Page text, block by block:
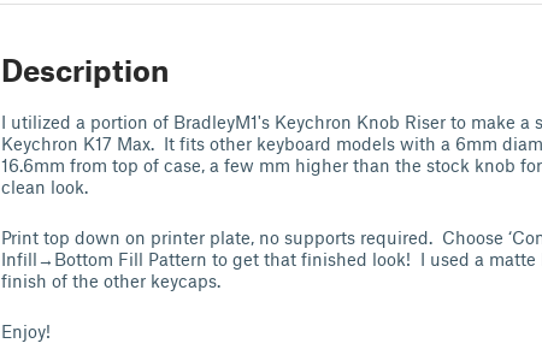
Description
I utilized a portion of BradleyM1's Keychron Knob Riser to make
Keychron K17 Max. It fits other keyboard models with a 6mm
16.6mm from top of case, a few mm higher than the stock knob
clean look.
Print top down on printer plate, no supports required. Choose
Infill→Bottom Fill Pattern to get that finished look! I used a matte
finish of the other keycaps.
Enjoy!